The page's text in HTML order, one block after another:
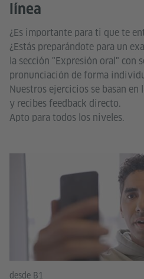
línea
¿Es importante para ti que te
¿Estás preparándote para un
la sección "Expresión oral" con
pronunciación de forma
Nuestros ejercicios se basan
y recibes feedback directo.
Apto para todos los niveles.
desde B1